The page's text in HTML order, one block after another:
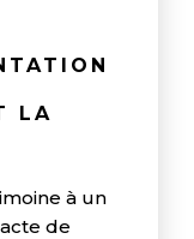
LA
à un
de